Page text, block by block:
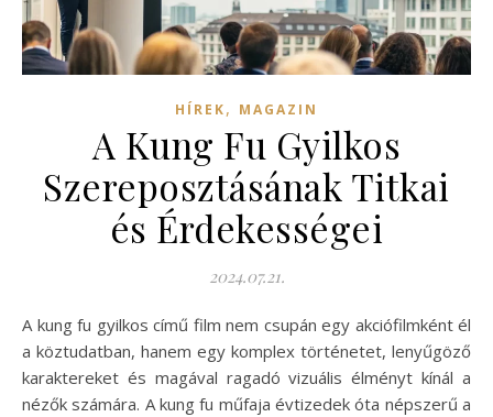
HÍREK, MAGAZIN
A Kung Fu Gyilkos
Szereposztásának Titkai
és Érdekességei
2024.07.21.
A kung fu gyilkos című film nem csupán egy akciófilmként él
a köztudatban, hanem egy komplex történetet, lenyűgöző
karaktereket és magával ragadó vizuális élményt kínál a
nézők számára. A kung fu műfaja évtizedek óta népszerű a